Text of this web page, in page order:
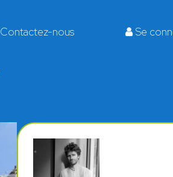
Contactez-nous Se